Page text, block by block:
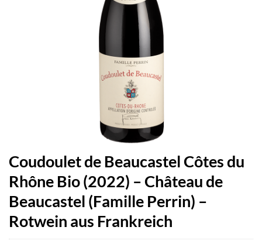
Coudoulet de Beaucastel Côtes du
Rhône Bio (2022) – Château de
Beaucastel (Famille Perrin) –
Rotwein aus Frankreich